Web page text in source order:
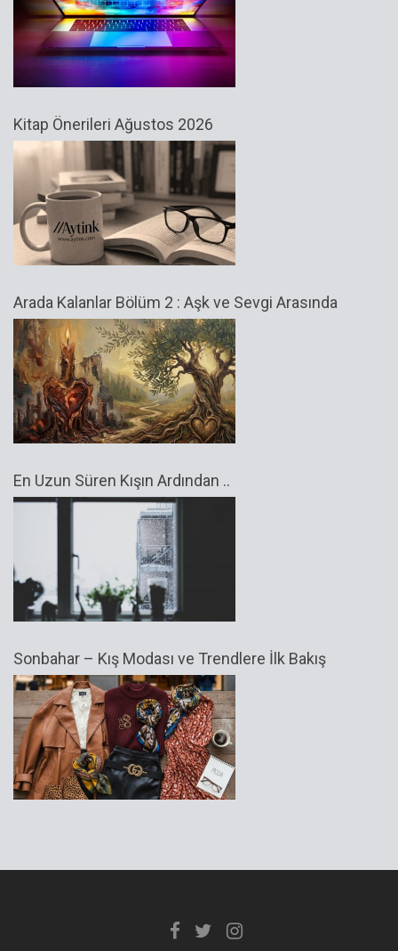
Kitap Önerileri Ağustos 2026
Arada Kalanlar Bölüm 2 : Aşk ve Sevgi Arasında
En Uzun Süren Kışın Ardından ..
Sonbahar – Kış Modası ve Trendlere İlk Bakış